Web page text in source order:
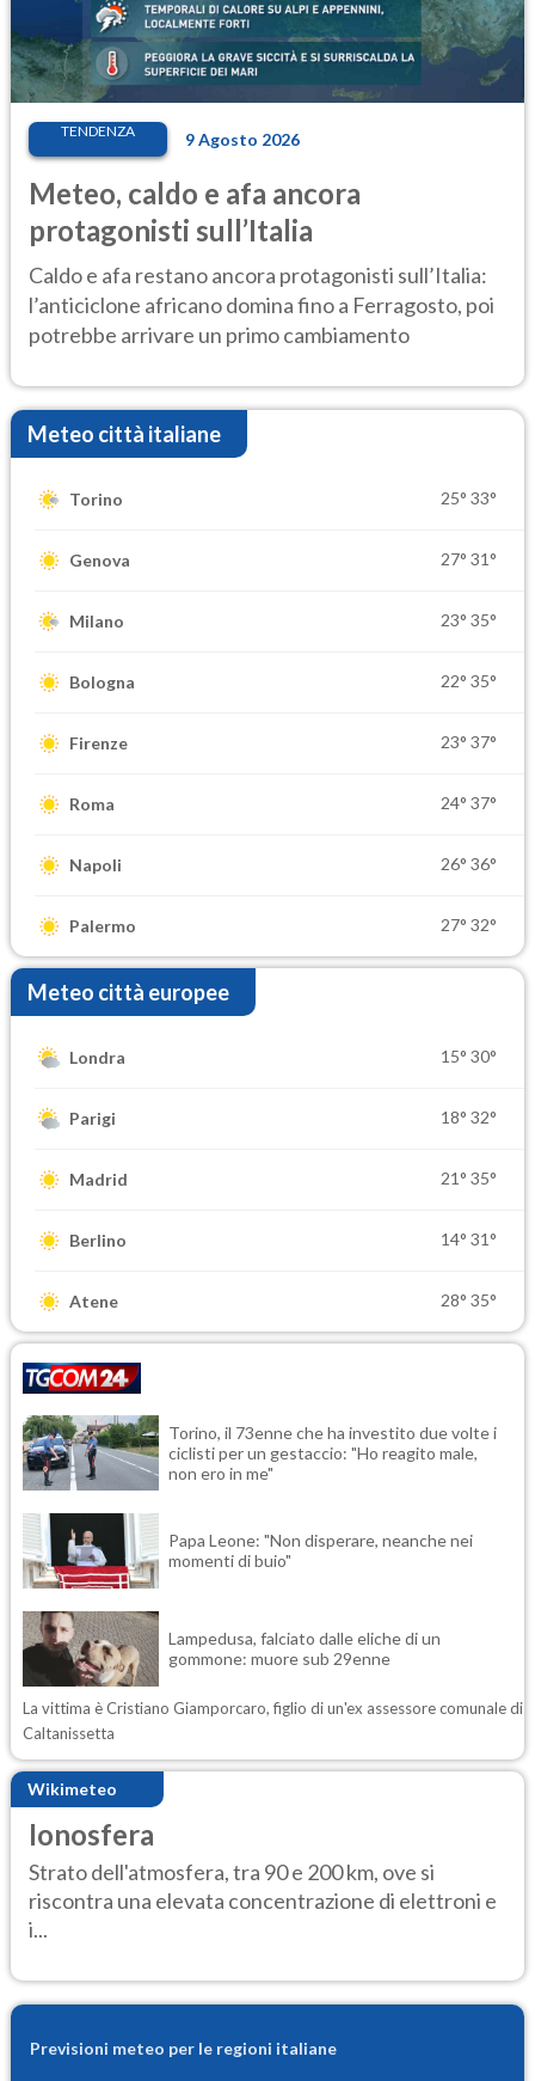
TENDENZA 9 Agosto 2026
Meteo, caldo e afa ancora
protagonisti sull’Italia
Caldo e afa restano ancora protagonisti sull’Italia:
l’anticiclone africano domina fino a Ferragosto, poi
potrebbe arrivare un primo cambiamento
Meteo città italiane
Torino 25° 33°
Genova 27° 31°
Milano 23° 35°
Bologna 22° 35°
Firenze 23° 37°
Roma 24° 37°
Napoli 26° 36°
Palermo 27° 32°
Meteo città europee
Londra 15° 30°
Parigi 18° 32°
Madrid 21° 35°
Berlino 14° 31°
Atene 28° 35°
Torino, il 73enne che ha investito due volte i
ciclisti per un gestaccio: "Ho reagito male,
non ero in me"
Papa Leone: "Non disperare, neanche nei
momenti di buio"
Lampedusa, falciato dalle eliche di un
gommone: muore sub 29enne
La vittima è Cristiano Giamporcaro, figlio di un'ex assessore comunale di
Caltanissetta
Wikimeteo
Ionosfera
Strato dell'atmosfera, tra 90 e 200 km, ove si
riscontra una elevata concentrazione di elettroni e
i...
Previsioni meteo per le regioni italiane